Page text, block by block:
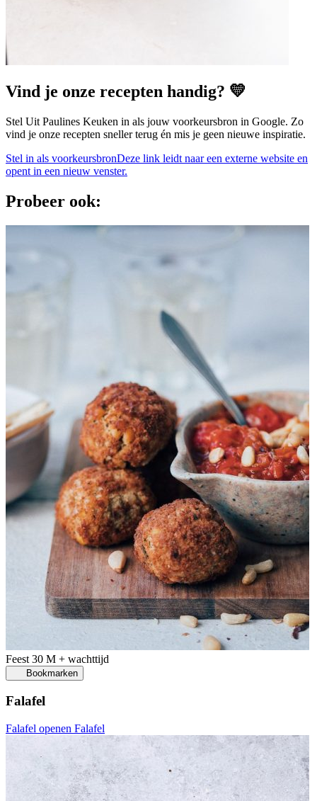
Vind je onze recepten handig? 💛
Stel Uit Paulines Keuken in als jouw voorkeursbron in Google. Zo
vind je onze recepten sneller terug én mis je geen nieuwe inspiratie.
Stel in als voorkeursbronDeze link leidt naar een externe website en
opent in een nieuw venster.
Probeer ook:
Feest 30 M + wachttijd
Bookmarken
Falafel
Falafel openen Falafel